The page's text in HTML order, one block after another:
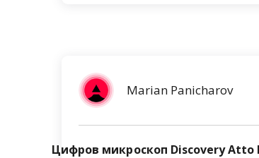
Marian Panicharov
Цифров микроскоп Discovery Atto